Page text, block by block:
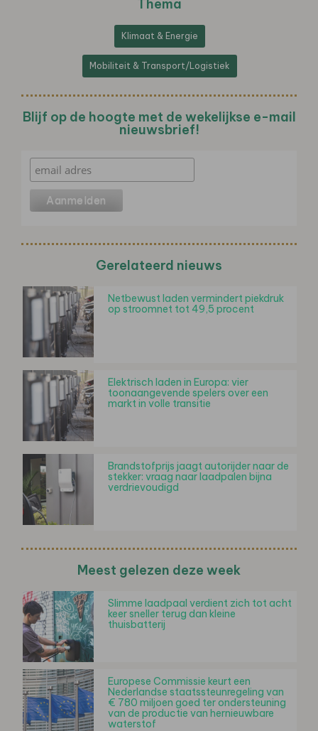
Thema
Klimaat & Energie
Mobiliteit & Transport/Logistiek
Blijf op de hoogte met de wekelijkse e-mail
nieuwsbrief!
Gerelateerd nieuws
Netbewust laden vermindert piekdruk
op stroomnet tot 49,5 procent
Elektrisch laden in Europa: vier
toonaangevende spelers over een
markt in volle transitie
Brandstofprijs jaagt autorijder naar de
stekker: vraag naar laadpalen bijna
verdrievoudigd
Meest gelezen deze week
Slimme laadpaal verdient zich tot acht
keer sneller terug dan kleine
thuisbatterij
Europese Commissie keurt een
Nederlandse staatssteunregeling van
€ 780 miljoen goed ter ondersteuning
van de productie van hernieuwbare
waterstof